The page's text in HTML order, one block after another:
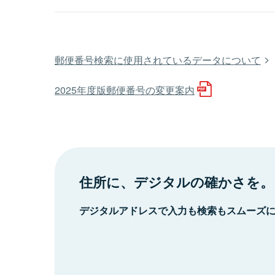
郵便番号検索に使用されているデータについて
2025年度版郵便番号の変更案内
住所に、デジタルの確かさを。
デジタルアドレスで入力も検索もスムーズ